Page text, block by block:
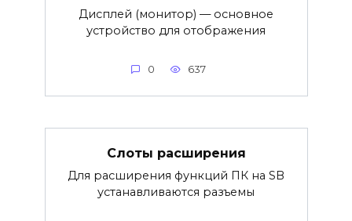
Дисплей (монитор) — основное
устройство для отображения
0 637
Слоты расширения
Для расширения функций ПК на SB
устанавливаются разъемы